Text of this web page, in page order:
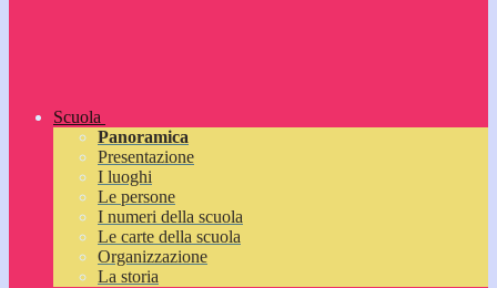
Scuola
Panoramica
Presentazione
I luoghi
Le persone
I numeri della scuola
Le carte della scuola
Organizzazione
La storia